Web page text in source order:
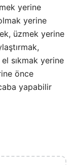
yerine
yerine
üzmek yerine
sıkmak yerine
önce
yapabilir